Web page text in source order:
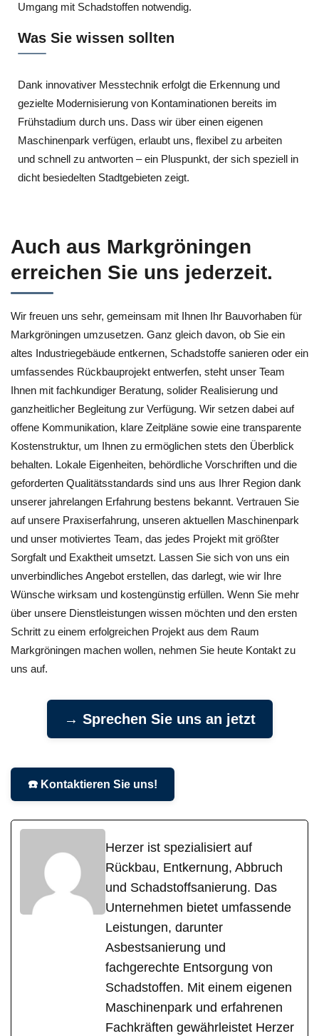
Umgang mit Schadstoffen notwendig.
Was Sie wissen sollten
Dank innovativer Messtechnik erfolgt die Erkennung und
gezielte Modernisierung von Kontaminationen bereits im
Frühstadium durch uns. Dass wir über einen eigenen
Maschinenpark verfügen, erlaubt uns, flexibel zu arbeiten
und schnell zu antworten – ein Pluspunkt, der sich speziell in
dicht besiedelten Stadtgebieten zeigt.
Auch aus Markgröningen
erreichen Sie uns jederzeit.
Wir freuen uns sehr, gemeinsam mit Ihnen Ihr Bauvorhaben für
Markgröningen umzusetzen. Ganz gleich davon, ob Sie ein
altes Industriegebäude entkernen, Schadstoffe sanieren oder ein
umfassendes Rückbauprojekt entwerfen, steht unser Team
Ihnen mit fachkundiger Beratung, solider Realisierung und
ganzheitlicher Begleitung zur Verfügung. Wir setzen dabei auf
offene Kommunikation, klare Zeitpläne sowie eine transparente
Kostenstruktur, um Ihnen zu ermöglichen stets den Überblick
behalten. Lokale Eigenheiten, behördliche Vorschriften und die
geforderten Qualitätsstandards sind uns aus Ihrer Region dank
unserer jahrelangen Erfahrung bestens bekannt. Vertrauen Sie
auf unsere Praxiserfahrung, unseren aktuellen Maschinenpark
und unser motiviertes Team, das jedes Projekt mit größter
Sorgfalt und Exaktheit umsetzt. Lassen Sie sich von uns ein
unverbindliches Angebot erstellen, das darlegt, wie wir Ihre
Wünsche wirksam und kostengünstig erfüllen. Wenn Sie mehr
über unsere Dienstleistungen wissen möchten und den ersten
Schritt zu einem erfolgreichen Projekt aus dem Raum
Markgröningen machen wollen, nehmen Sie heute Kontakt zu
uns auf.
→ Sprechen Sie uns an jetzt
☎️ Kontaktieren Sie uns!
Herzer ist spezialisiert auf
Rückbau, Entkernung, Abbruch
und Schadstoffsanierung. Das
Unternehmen bietet umfassende
Leistungen, darunter
Asbestsanierung und
fachgerechte Entsorgung von
Schadstoffen. Mit einem eigenen
Maschinenpark und erfahrenen
Fachkräften gewährleistet Herzer